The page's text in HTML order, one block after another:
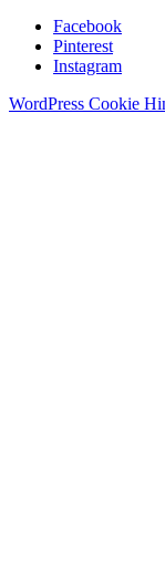
Facebook
Pinterest
Instagram
WordPress Cookie